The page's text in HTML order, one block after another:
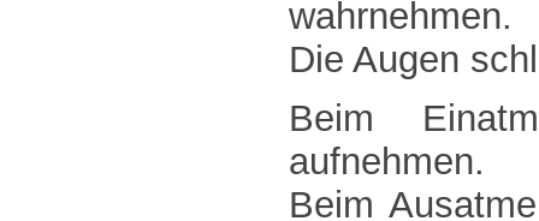
wahrnehmen.
Die Augen
Beim
aufnehmen.
Beim